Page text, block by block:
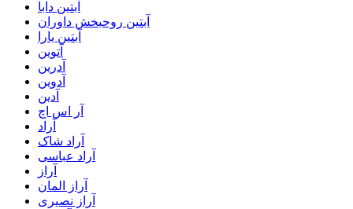
آبتین دابا
آبتین روحبخش داوران
آبتین یارا
آتوین
آدرین
آدوین
آدین
آر اس اچ
آراد
آراد شاک
آراد عباسی
آراز
آراز المان
آراز نصیری